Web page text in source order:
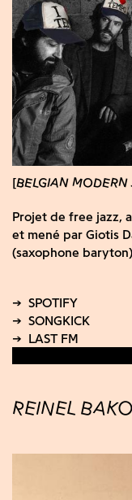
BELGIAN MODERN
Projet de free jazz,
et mené par Giotis
(saxophone
REINEL